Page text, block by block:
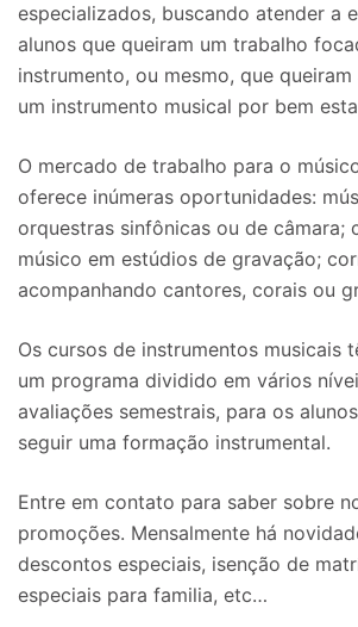
especializados, buscando atender a
alunos que queiram um trabalho
instrumento, ou mesmo, que
um instrumento musical por bem
O mercado de trabalho para o
oferece inúmeras oportunidades:
orquestras sinfônicas ou de câmara;
músico em estúdios de gravação;
acompanhando cantores, corais ou
Os cursos de instrumentos musicais
um programa dividido em vários
avaliações semestrais, para os
seguir uma formação instrumental.
Entre em contato para saber sobre
promoções. Mensalmente há
descontos especiais, isenção de
especiais para familia, etc…